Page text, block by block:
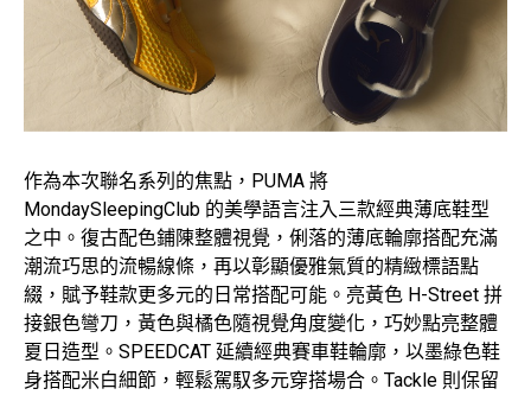
作為本次聯名系列的焦點，PUMA 將
MondaySleepingClub 的美學語言注入三款經典薄底鞋型
之中。復古配色鋪陳整體視覺，俐落的薄底輪廓搭配充滿
潮流巧思的流暢線條，再以彰顯優雅氣質的精緻標語點
綴，賦予鞋款更多元的日常搭配可能。亮黃色 H-Street 拼
接銀色彎刀，黃色與橘色隨視覺角度變化，巧妙點亮整體
夏日造型。SPEEDCAT 延續經典賽車鞋輪廓，以墨綠色鞋
身搭配米白細節，輕鬆駕馭多元穿搭場合。Tackle 則保留